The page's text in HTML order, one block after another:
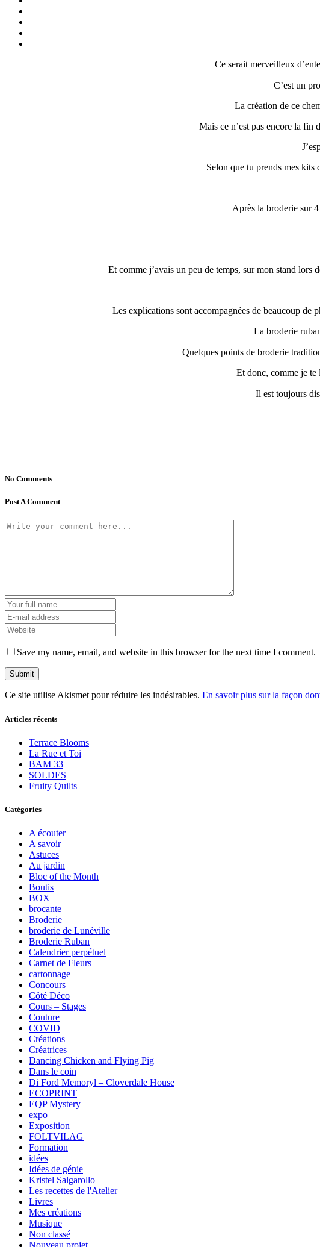
Ce serait merveilleux
C’est un
La création de ce
Mais ce n’est pas encore la fin
Selon que tu prends mes kits
Après la broderie sur
Et comme j’avais un peu de temps, sur mon stand lors
Les explications sont accompagnées de beaucoup de
La broderie
Quelques points de broderie
Et donc, comme je
Il est toujours
No Comments
Post A Comment
Save my name, email, and website in this browser for the next time I comment.
Ce site utilise Akismet pour réduire les indésirables. En savoir plus sur la façon
Articles récents
Terrace Blooms
La Rue et Toi
BAM 33
SOLDES
Fruity Quilts
Catégories
A écouter
A savoir
Astuces
Au jardin
Bloc of the Month
Boutis
BOX
brocante
Broderie
broderie de Lunéville
Broderie Ruban
Calendrier perpétuel
Carnet de Fleurs
cartonnage
Concours
Côté Déco
Cours – Stages
Couture
COVID
Créations
Créatrices
Dancing Chicken and Flying Pig
Dans le coin
Di Ford Memoryl – Cloverdale House
ECOPRINT
EQP Mystery
expo
Exposition
FOLTVILAG
Formation
idées
Idées de génie
Kristel Salgarollo
Les recettes de l'Atelier
Livres
Mes créations
Musique
Non classé
Nouveau projet